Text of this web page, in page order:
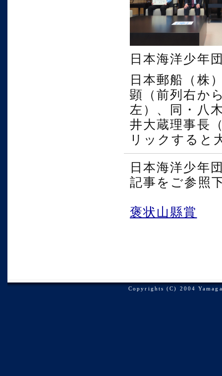
日本海洋少年
日本郵船（株
顕（前列右か
左）、同・八
井大蔵理事長
リックすると
日本海洋少年
記事をご参照
褒状山縣賞
Copyrights (C) 2004